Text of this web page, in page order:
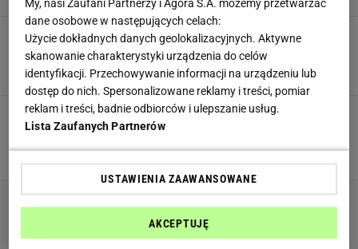
Ola Ciupa wrzuciła zdjęcie w kostiumie
kąpielowym i ujawniła sekret swoich pośladków
MATERIAŁ PROMOCYJNY PR
Ewa Chodakowska motywuje do działania w
poruszającym wpisie. "Wszyscy zasłużyliśmy na
MATERIAŁ PROMOCYJNY PR
My, nasi Zaufani Partnerzy i Agora S.A. możemy przetwarzać
dane osobowe w następujących celach:
Użycie dokładnych danych geolokalizacyjnych. Aktywne
skanowanie charakterystyki urządzenia do celów
identyfikacji. Przechowywanie informacji na urządzeniu lub
dostęp do nich. Spersonalizowane reklamy i treści, pomiar
reklam i treści, badnie odbiorców i ulepszanie usług.
Lista Zaufanych Partnerów
USTAWIENIA ZAAWANSOWANE
AKCEPTUJĘ